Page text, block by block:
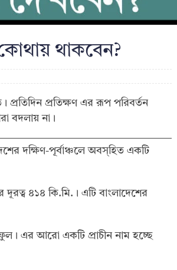
থাকবেন?
প্রতিক্ষণ এর রূপ পরিবর্তন
বদলায় না।
দক্ষিণ-পূর্বাঞ্চলে অবস্হিত একটি
দূরত্ব ৪১৪ কি.মি.। এটি বাংলাদেশের
এর আরো একটি প্রাচীন নাম হচ্ছে